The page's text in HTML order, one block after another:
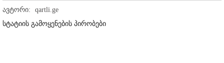
ავტორი:
qartli.ge
სტატიის გამოყენების პირობები